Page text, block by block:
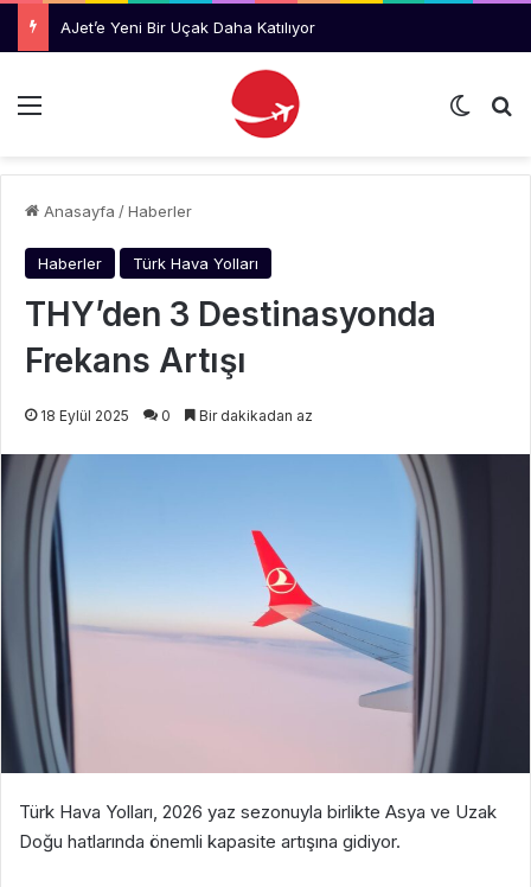
AJet’e Yeni Bir Uçak Daha Katılıyor
Menü Dış
Anasayfa /Haberler
Haberler Türk Hava Yolları
THY’den 3 Destinasyonda
Frekans Artışı
18 Eylül 2025 0 Bir dakikadan az
Türk Hava Yolları, 2026 yaz sezonuyla birlikte Asya ve Uzak
Doğu hatlarında önemli kapasite artışına gidiyor.